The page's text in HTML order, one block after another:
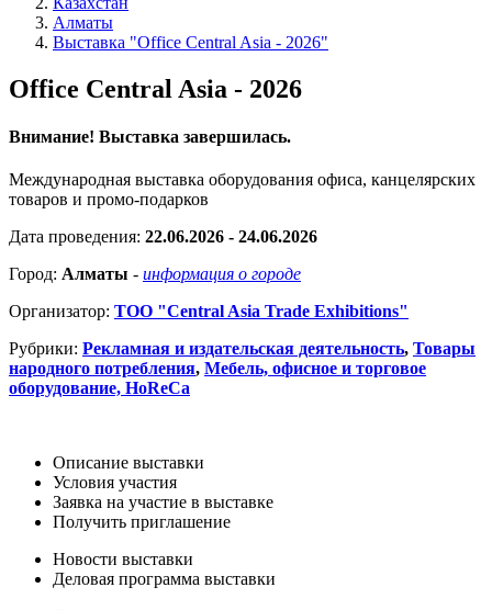
Алматы
Выставка "Office Central Asia - 2026"
Office Central Asia - 2026
Внимание! Выставка завершилась.
Международная выставка оборудования офиса, канцелярских
товаров и промо-подарков
Дата проведения: 22.06.2026 - 24.06.2026
Город: Алматы - информация о городе
Организатор: ТОО "Central Asia Trade Exhibitions"
Рубрики: Рекламная и издательская деятельность, Товары
народного потребления, Мебель, офисное и торговое
оборудование, HoReCa
Описание выставки
Условия участия
Заявка на участие в выставке
Получить приглашение
Новости выставки
Деловая программа выставки